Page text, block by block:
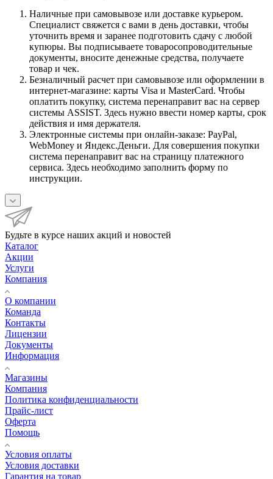
Наличные при самовывозе или доставке курьером.
Специалист свяжется с вами в день доставки, чтобы
уточнить время и заранее подготовить сдачу с любой
купюры. Вы подписываете товаросопроводительные
документы, вносите денежные средства, получаете
товар и чек.
Безналичный расчет при самовывозе или оформлении в
интернет-магазине: карты Visa и MasterCard. Чтобы
оплатить покупку, система перенаправит вас на сервер
системы ASSIST. Здесь нужно ввести номер карты, срок
действия и имя держателя.
Электронные системы при онлайн-заказе: PayPal,
WebMoney и Яндекс.Деньги. Для совершения покупки
система перенаправит вас на страницу платежного
сервиса. Здесь необходимо заполнить форму по
инструкции.
Будьте в курсе наших акций и новостей
Каталог
Акции
Услуги
Компания
О компании
Команда
Контакты
Лицензии
Документы
Информация
Магазины
Компания
Политика конфиденциальности
Прайс-лист
Оферта
Помощь
Условия оплаты
Условия доставки
Гарантия на товар